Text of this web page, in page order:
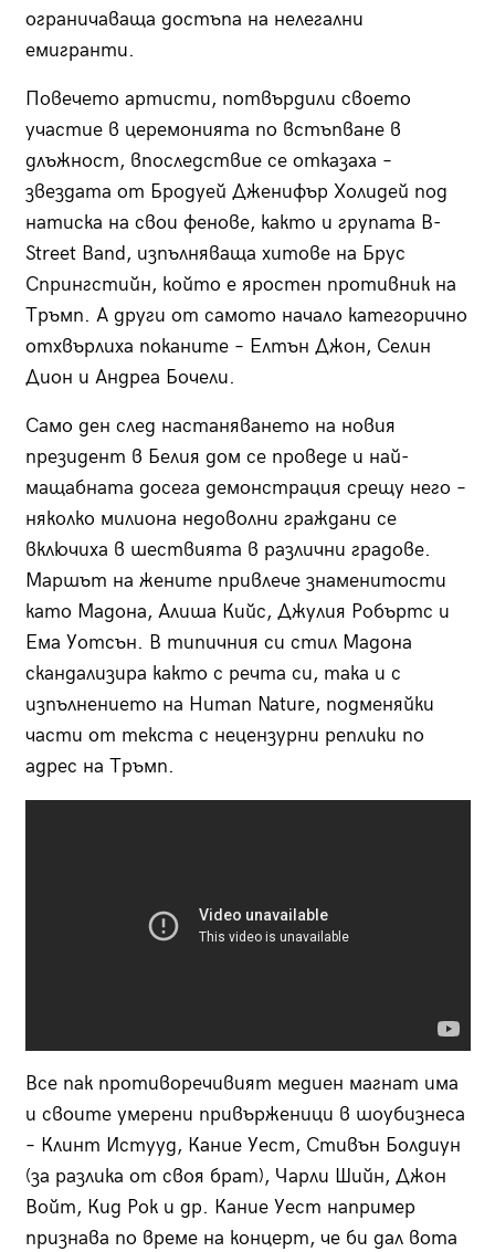
ограничаваща достъпа на нелегални
емигранти.
Повечето артисти, потвърдили своето
участие в церемонията по встъпване в
длъжност, впоследствие се отказаха –
звездата от Бродуей Дженифър Холидей под
натиска на свои фенове, както и групата B-
Street Band, изпълняваща хитове на Брус
Спрингстийн, който е яростен противник на
Тръмп. А други от самото начало категорично
отхвърлиха поканите – Елтън Джон, Селин
Дион и Андреа Бочели.
Само ден след настаняването на новия
президент в Белия дом се проведе и най-
мащабната досега демонстрация срещу него –
няколко милиона недоволни граждани се
включиха в шествията в различни градове.
Маршът на жените привлече знаменитости
като Мадона, Алиша Кийс, Джулия Робъртс и
Ема Уотсън. В типичния си стил Мадона
скандализира както с речта си, така и с
изпълнението на Human Nature, подменяйки
части от текста с нецензурни реплики по
адрес на Тръмп.
Все пак противоречивият медиен магнат има
и своите умерени привърженици в шоубизнеса
– Клинт Истууд, Кание Уест, Стивън Болдиун
(за разлика от своя брат), Чарли Шийн, Джон
Войт, Кид Рок и др. Кание Уест например
признава по време на концерт, че би дал вота